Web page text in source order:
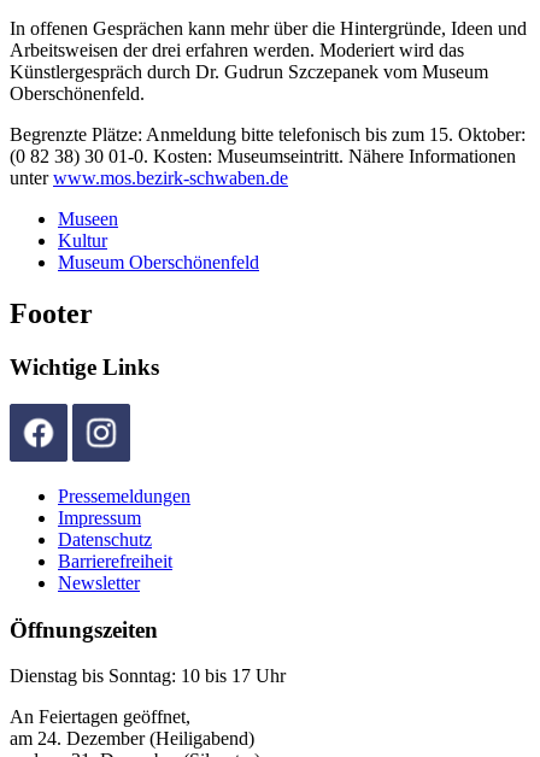
In offenen Gesprächen kann mehr über die Hintergründe, Ideen und
Arbeitsweisen der drei erfahren werden. Moderiert wird das
Künstlergespräch durch Dr. Gudrun Szczepanek vom Museum
Oberschönenfeld.
Begrenzte Plätze: Anmeldung bitte telefonisch bis zum 15. Oktober:
(0 82 38) 30 01-0. Kosten: Museumseintritt. Nähere Informationen
unterwww.mos.bezirk-schwaben.de
Museen
Kultur
Museum Oberschönenfeld
Footer
Wichtige Links
Pressemeldungen
Impressum
Datenschutz
Barrierefreiheit
Newsletter
Öffnungszeiten
Dienstag bis Sonntag: 10 bis 17 Uhr
An Feiertagen geöffnet,
am 24. Dezember (Heiligabend)